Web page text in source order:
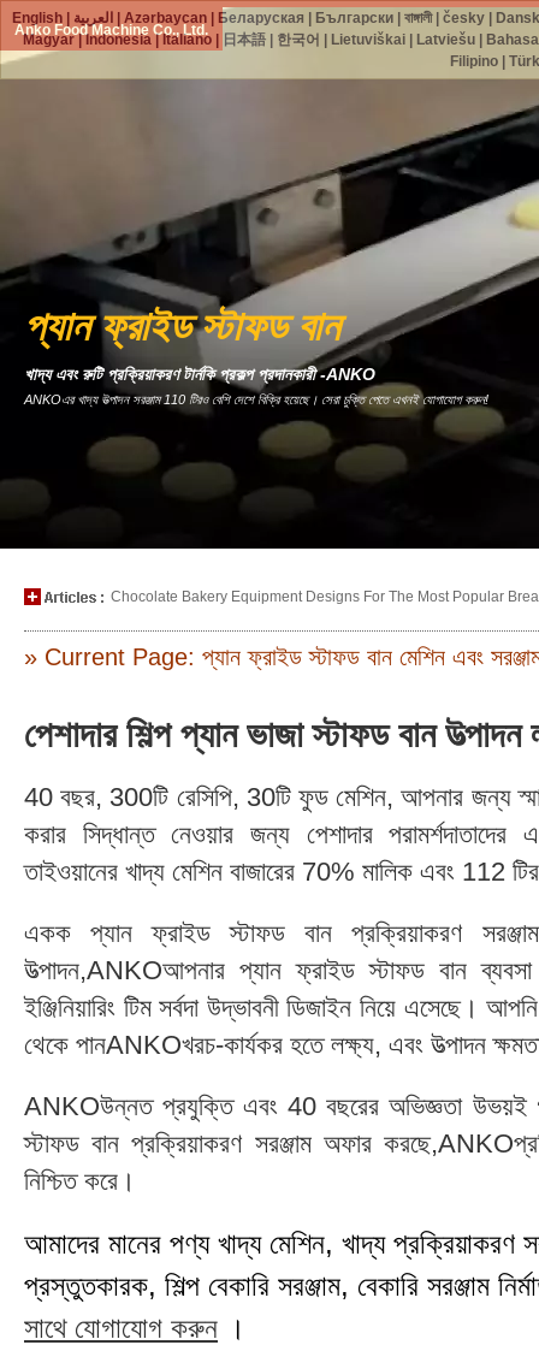
Anko Food Machine Co., Ltd.
প্যান ফ্রাইড স্টাফড বান
খাদ্য এবং রুটি প্রক্রিয়াকরণ টার্নকি প্রকল্প প্রদানকারী -ANKO
ANKOএর খাদ্য উত্পাদন সরঞ্জাম 110 টিরও বেশি দেশে বিক্রি হয়েছে। সেরা চুক্তি পেতে এখনই যোগাযোগ করুন!
Chocolate Bakery Equipment Designs For The Most Popular
» Current Page: প্যান ফ্রাইড স্টাফড বান মেশিন এবং
পেশাদার শিল্প প্যান ভাজা স্টাফড বান
40 বছর, 300টি রেসিপি, 30টি ফুড মেশিন, আপনার জন্য
করার সিদ্ধান্ত নেওয়ার জন্য পেশাদার
তাইওয়ানের খাদ্য মেশিন বাজারের 70% মালিক এবং 112
একক প্যান ফ্রাইড স্টাফড বান প্রক্রিয়াকরণ
উত্পাদন,ANKOআপনার প্যান ফ্রাইড স্টাফড বান
ইঞ্জিনিয়ারিং টিম সর্বদা উদ্ভাবনী ডিজাইন নিয়ে এসেছে।
থেকে পানANKOখরচ-কার্যকর হতে লক্ষ্য, এবং উত্পাদন
ANKOউন্নত প্রযুক্তি এবং 40 বছরের অভিজ্ঞতা উভয়ই
স্টাফড বান প্রক্রিয়াকরণ সরঞ্জাম অফার
নিশ্চিত করে।
আমাদের মানের পণ্য খাদ্য মেশিন, খাদ্য প্রক্রিয়াকরণ
প্রস্তুতকারক, শিল্প বেকারি সরঞ্জাম, বেকারি সরঞ্জাম
সাথে যোগাযোগ করুন ।
English العربية |Azərbaycan Беларуская Български |বাঙ্গালী|česky
Magyar|Indonesia| Italiano| 日本語| 한국어 Lietuviškai| Latviešu|
Filipino|